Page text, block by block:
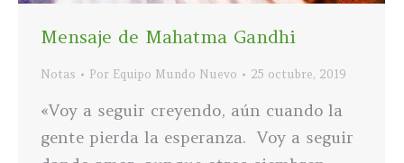
Mensaje de Mahatma Gandhi
Notas Por Equipo Mundo Nuevo 25 octubre, 2019
«Voy a seguir creyendo, aún cuando la
gente pierda la esperanza. Voy a seguir